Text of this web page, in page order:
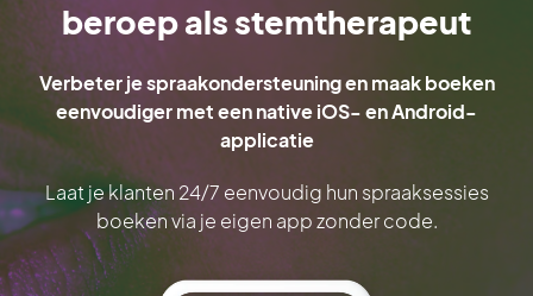
beroep als stemtherapeut
Verbeter je spraakondersteuning en maak boeken
eenvoudiger met een native iOS- en Android-
applicatie
Laat je klanten 24/7 eenvoudig hun spraaksessies
boeken via je eigen app zonder code.